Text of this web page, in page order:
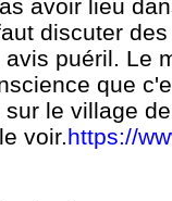
avoir lieu
discuter
puéril. Le
que
le village
voir.https://